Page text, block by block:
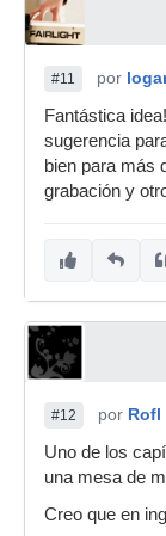
#11 por
Fantástica
sugerencia
bien para más
grabación y
#12 por Rofl
Uno de los
una mesa de
Creo que en